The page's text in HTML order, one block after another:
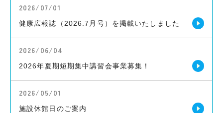
2026/07/01
健康広報誌（2026.7月号）を掲載いたしました
2026/06/04
2026年夏期短期集中講習会事業募集！
2026/05/01
施設休館日のご案内